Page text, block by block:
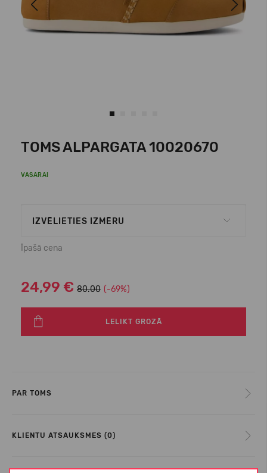
Next
TOMS ALPARGATA 10020670
VASARAI
IZVĒLIETIES IZMĒRU
Īpašā cena
24,99 € 80.00 (-69%)
LELIKT GROZĀ
PAR TOMS
KLIENTU ATSAUKSMES (0)